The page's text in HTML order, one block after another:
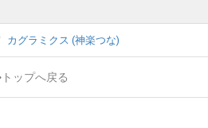
カグラミクス (神楽つな)
トップへ戻る